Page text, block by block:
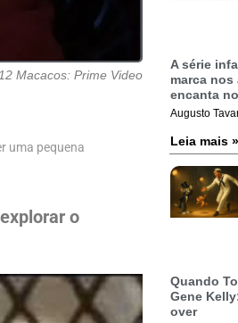
Macacos: Prime Video
uma pequena
o
A série
marca nos
encanta
Augusto
Leia mais »
Quando
Gene
over